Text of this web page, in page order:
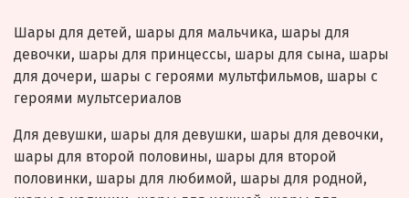
Шары для детей, шары для мальчика, шары для
девочки, шары для принцессы, шары для сына, шары
для дочери, шары с героями мультфильмов, шары с
героями мультсериалов
Для девушки, шары для девушки, шары для девочки,
шары для второй половины, шары для второй
половинки, шары для любимой, шары для родной,